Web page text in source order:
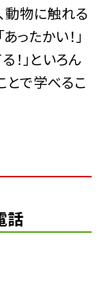
動物に触れる
ったかい！」
！」といろん
とで学べるこ
話